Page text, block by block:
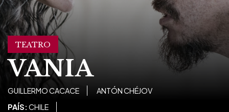
TEATRO
VANIA
GUILLERMO CACACE
ANTÓN CHÉJOV
PAÍS: CHILE